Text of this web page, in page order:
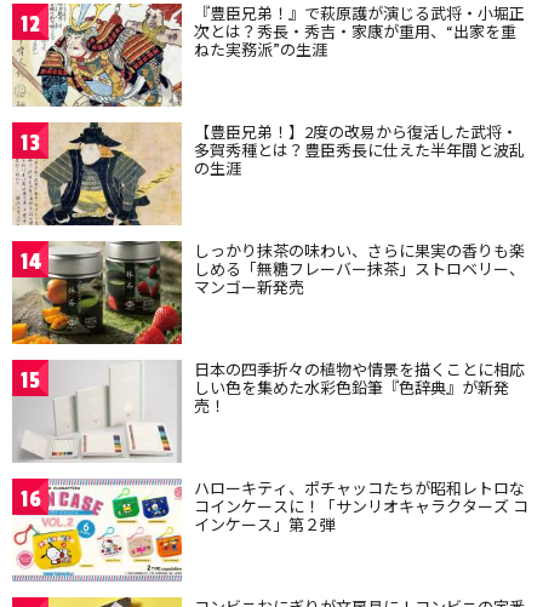
12 『豊臣兄弟！』で萩原護が演じる武将・小堀正
次とは？秀長・秀吉・家康が重用、“出家を重
ねた実務派”の生涯
13 【豊臣兄弟！】2度の改易から復活した武将・
多賀秀種とは？豊臣秀長に仕えた半年間と波乱
の生涯
14 しっかり抹茶の味わい、さらに果実の香りも楽
しめる「無糖フレーバー抹茶」ストロベリー、
マンゴー新発売
15 日本の四季折々の植物や情景を描くことに相応
しい色を集めた水彩色鉛筆『色辞典』が新発
売！
16 ハローキティ、ポチャッコたちが昭和レトロな
コインケースに！「サンリオキャラクターズ コ
インケース」第２弾